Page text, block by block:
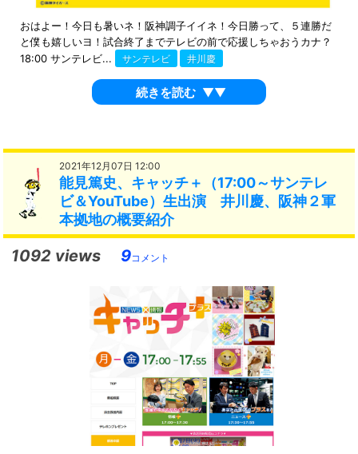
おはよー！今日も暑いネ！阪神調子イイネ！今日勝って、５連勝だ
と僕も嬉しいヨ！試合終了までテレビの前で応援しちゃおうカナ？
18:00 サンテレビ...
サンテレビ 井川慶
続きを読む ▼▼
2021年12月07日 12:00
能見篤史、キャッチ＋（17:00～サンテレ
ビ＆YouTube）生出演 井川慶、阪神２軍
本拠地の概要紹介
1092 views 9コメント